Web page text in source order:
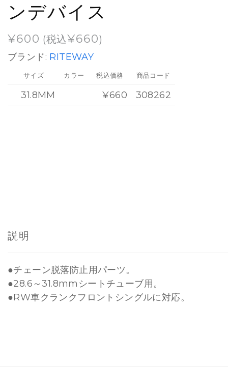
ンデバイス
¥600 (税込¥660)
ブランド: RITEWAY
サイズ
31.8MM
カラー 税込価格
¥660
商品コード
308262
説明
●チェーン脱落防止用パーツ。
●28.6～31.8mmシートチューブ用。
●RW車クランクフロントシングルに対応。